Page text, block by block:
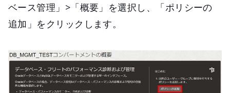
ベース管理」>「概要」を選択し、「ポリシーの
追加」をクリックします。